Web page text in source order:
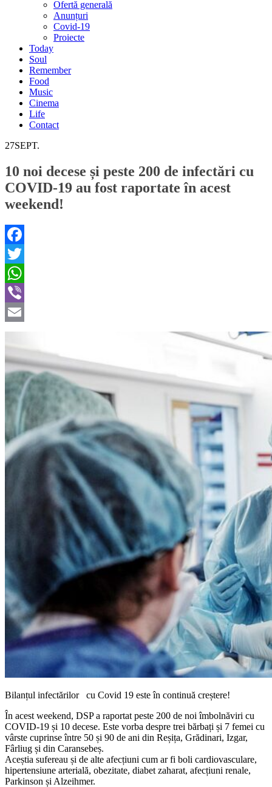
Ofertă generală
Anunțuri
Covid-19
Proiecte
Today
Soul
Remember
Food
Music
Cinema
Life
Contact
27SEPT.
10 noi decese și peste 200 de infectări cu
COVID-19 au fost raportate în acest
weekend!
Facebook
Twitter
WhatsApp
Viber
Email
Bilanțul infectărilor cu Covid 19 este în continuă creștere!
În acest weekend, DSP a raportat peste 200 de noi îmbolnăviri cu
COVID-19 și 10 decese. Este vorba despre trei bărbați și 7 femei cu
vârste cuprinse între 50 și 90 de ani din Reșița, Grădinari, Izgar,
Fârliug și din Caransebeș.
Aceștia sufereau și de alte afecțiuni cum ar fi boli cardiovasculare,
hipertensiune arterială, obezitate, diabet zaharat, afecțiuni renale,
Parkinson și Alzeihmer.